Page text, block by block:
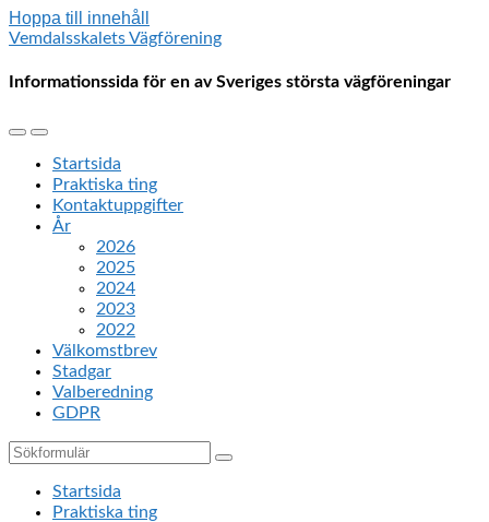
Hoppa till innehåll
Vemdalsskalets Vägförening
Informationssida för en av Sveriges största vägföreningar
Slå
mobilmenyn
Slå
på/av
sökfältet
Startsida
Praktiska ting
Kontaktuppgifter
År
2026
2025
2024
2023
2022
Välkomstbrev
Stadgar
Valberedning
GDPR
Sök
Startsida
Praktiska ting